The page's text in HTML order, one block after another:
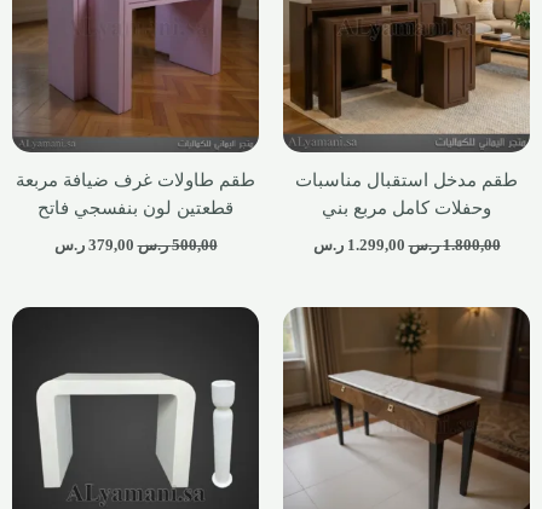
طقم مدخل استقبال مناسبات
وحفلات كامل مربع بني
1.800,00 ر.س 1.299,00 ر.س
طقم طاولات غرف ضيافة مربعة
قطعتين لون بنفسجي فاتح
500,00 ر.س 379,00 ر.س